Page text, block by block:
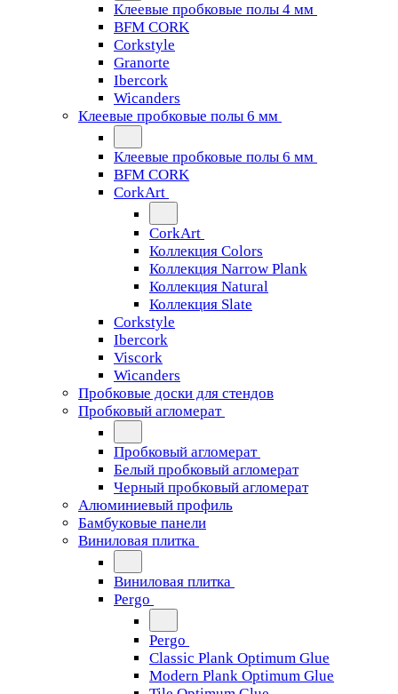
Клеевые пробковые полы 4 мм
BFM CORK
Corkstyle
Granorte
Ibercork
Wicanders
Клеевые пробковые полы 6 мм
Клеевые пробковые полы 6 мм
BFM CORK
CorkArt
CorkArt
Коллекция Colors
Коллекция Narrow Plank
Коллекция Natural
Коллекция Slate
Corkstyle
Ibercork
Viscork
Wicanders
Пробковые доски для стендов
Пробковый агломерат
Пробковый агломерат
Белый пробковый агломерат
Черный пробковый агломерат
Алюминиевый профиль
Бамбуковые панели
Виниловая плитка
Виниловая плитка
Pergo
Pergo
Classic Plank Optimum Glue
Modern Plank Optimum Glue